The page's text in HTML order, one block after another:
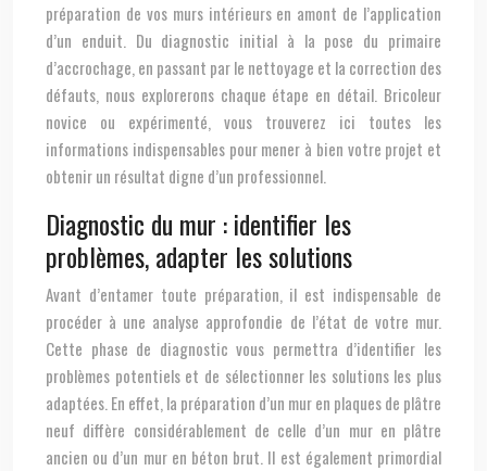
préparation de vos murs intérieurs en amont de l’application
d’un enduit. Du diagnostic initial à la pose du primaire
d’accrochage, en passant par le nettoyage et la correction des
défauts, nous explorerons chaque étape en détail. Bricoleur
novice ou expérimenté, vous trouverez ici toutes les
informations indispensables pour mener à bien votre projet et
obtenir un résultat digne d’un professionnel.
Diagnostic du mur : identifier les
problèmes, adapter les solutions
Avant d’entamer toute préparation, il est indispensable de
procéder à une analyse approfondie de l’état de votre mur.
Cette phase de diagnostic vous permettra d’identifier les
problèmes potentiels et de sélectionner les solutions les plus
adaptées. En effet, la préparation d’un mur en plaques de plâtre
neuf diffère considérablement de celle d’un mur en plâtre
ancien ou d’un mur en béton brut. Il est également primordial